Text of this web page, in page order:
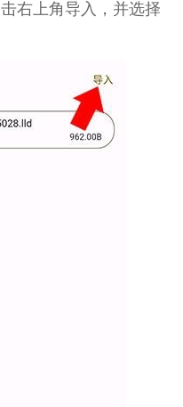
右上角导入，并选择